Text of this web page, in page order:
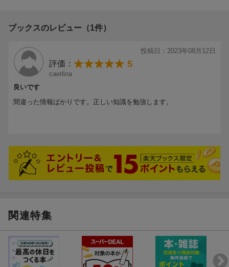
ブックスのレビュー（1件）
投稿日：2023年08月12日
評価： 5
caerlina
良いです
間違った情報ばかりです。正しい知識を勉強します。
関連特集